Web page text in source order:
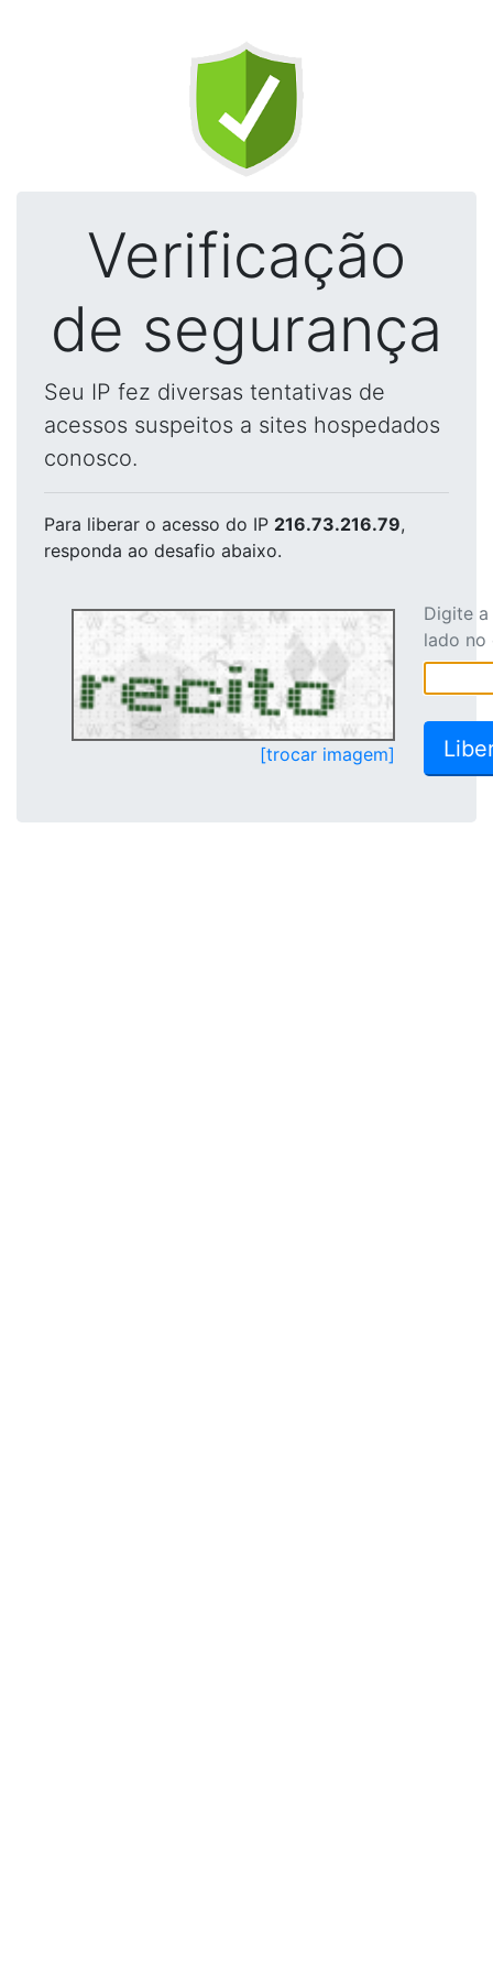
Verificação
de segurança
Seu IP fez diversas tentativas de
acessos suspeitos a sites hospedados
conosco.
Para liberar o acesso do IP 216.73.216.79,
responda ao desafio abaixo.
[trocar imagem]
Digite
lado no